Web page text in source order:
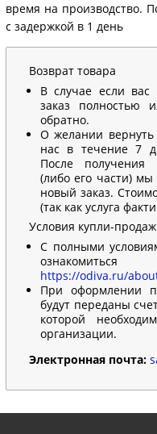
время на производство.
с задержкой в 1 день
Возврат товара
В случае если вас
заказ полностью
обратно.
О желании вернуть
нас в течение 7
После получения
(либо его части)
новый заказ.
(так как услуга
Условия купли-
С полными
https://odiva.ru/
При оформлении
будут переданы
которой
организации.
Электронная почта: